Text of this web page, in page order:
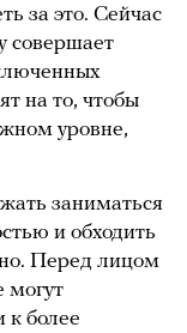
за это. Сейчас
совершает
на то, чтобы
уровне,
заниматься
и обходить
Перед лицом
могут
к более